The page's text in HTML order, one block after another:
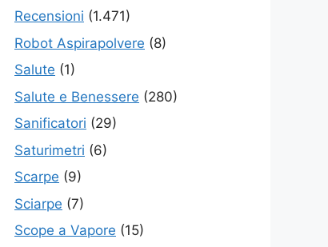
Recensioni (1.471)
Robot Aspirapolvere (8)
Salute (1)
Salute e Benessere (280)
Sanificatori (29)
Saturimetri (6)
Scarpe (9)
Sciarpe (7)
Scope a Vapore (15)